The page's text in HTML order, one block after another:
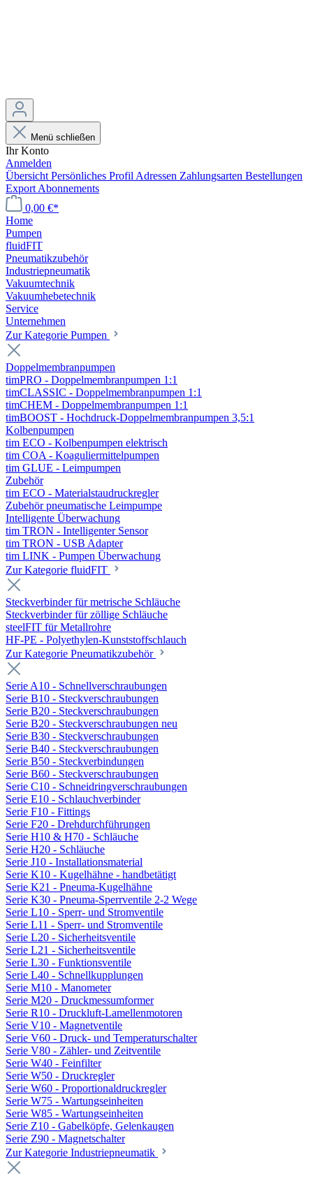
Menü schließen
Ihr Konto
Anmelden
Übersicht Persönliches Profil Adressen Zahlungsarten Bestellungen
Export Abonnements
0,00 €*
Home
Pumpen
fluidFIT
Pneumatikzubehör
Industriepneumatik
Vakuumtechnik
Vakuumhebetechnik
Service
Unternehmen
Zur Kategorie Pumpen
Doppelmembranpumpen
timPRO - Doppelmembranpumpen 1:1
timCLASSIC - Doppelmembranpumpen 1:1
timCHEM - Doppelmembranpumpen 1:1
timBOOST - Hochdruck-Doppelmembranpumpen 3,5:1
Kolbenpumpen
tim ECO - Kolbenpumpen elektrisch
tim COA - Koaguliermittelpumpen
tim GLUE - Leimpumpen
Zubehör
tim ECO - Materialstaudruckregler
Zubehör pneumatische Leimpumpe
Intelligente Überwachung
tim TRON - Intelligenter Sensor
tim TRON - USB Adapter
tim LINK - Pumpen Überwachung
Zur Kategorie fluidFIT
Steckverbinder für metrische Schläuche
Steckverbinder für zöllige Schläuche
steelFIT für Metallrohre
HF-PE - Polyethylen-Kunststoffschlauch
Zur Kategorie Pneumatikzubehör
Serie A10 - Schnellverschraubungen
Serie B10 - Steckverschraubungen
Serie B20 - Steckverschraubungen
Serie B20 - Steckverschraubungen neu
Serie B30 - Steckverschraubungen
Serie B40 - Steckverschraubungen
Serie B50 - Steckverbindungen
Serie B60 - Steckverschraubungen
Serie C10 - Schneidringverschraubungen
Serie E10 - Schlauchverbinder
Serie F10 - Fittings
Serie F20 - Drehdurchführungen
Serie H10 & H70 - Schläuche
Serie H20 - Schläuche
Serie J10 - Installationsmaterial
Serie K10 - Kugelhähne - handbetätigt
Serie K21 - Pneuma-Kugelhähne
Serie K30 - Pneuma-Sperrventile 2-2 Wege
Serie L10 - Sperr- und Stromventile
Serie L11 - Sperr- und Stromventile
Serie L20 - Sicherheitsventile
Serie L21 - Sicherheitsventile
Serie L30 - Funktionsventile
Serie L40 - Schnellkupplungen
Serie M10 - Manometer
Serie M20 - Druckmessumformer
Serie R10 - Druckluft-Lamellenmotoren
Serie V10 - Magnetventile
Serie V60 - Druck- und Temperaturschalter
Serie V80 - Zähler- und Zeitventile
Serie W40 - Feinfilter
Serie W50 - Druckregler
Serie W60 - Proportionaldruckregler
Serie W75 - Wartungseinheiten
Serie W85 - Wartungseinheiten
Serie Z10 - Gabelköpfe, Gelenkaugen
Serie Z90 - Magnetschalter
Zur Kategorie Industriepneumatik